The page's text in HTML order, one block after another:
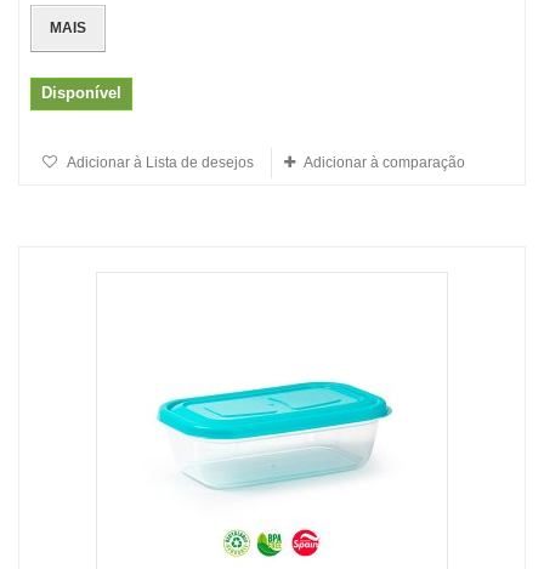
MAIS
Disponível
Adicionar à Lista de desejos Adicionar à comparação